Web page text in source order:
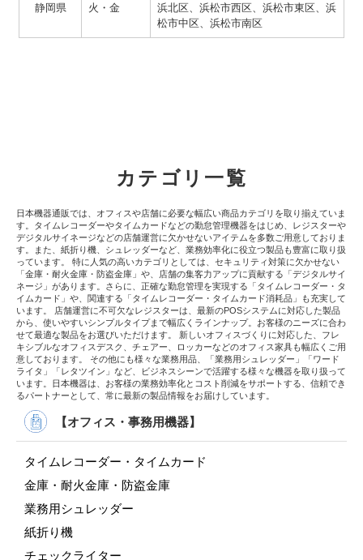
静岡県 火・金
浜北区、浜松市西区、浜松市東区、浜
松市中区、浜松市南区
カテゴリ一覧
日本機器通販では、オフィスや店舗に必要な幅広い商品カテゴリを取り揃えていま
す。タイムレコーダーやタイムカードなどの勤怠管理機器をはじめ、レジスターや
デジタルサイネージなどの店舗運営に欠かせないアイテムを多数ご用意しておりま
す。また、紙折り機、シュレッダーなど、業務効率化に役立つ製品も豊富に取り扱
っています。 特に人気の高いカテゴリとしては、セキュリティ対策に欠かせない
「金庫・耐火金庫・防盗金庫」や、店舗の集客力アップに貢献する「デジタルサイ
ネージ」があります。さらに、正確な勤怠管理を実現する「タイムレコーダー・タ
イムカード」や、関連する「タイムレコーダー・タイムカード消耗品」も充実して
います。 店舗運営に不可欠なレジスターは、最新のPOSシステムに対応した製品
から、使いやすいシンプルタイプまで幅広くラインナップ。お客様のニーズに合わ
せて最適な製品をお選びいただけます。 新しいオフィスづくりに対応した、フレ
キシブルなオフィスデスク、チェアー、ロッカーなどのオフィス家具も幅広くご用
意しております。 その他にも様々な業務用品、「業務用シュレッダー」「ワード
ライタ」「レタツイン」など、ビジネスシーンで活躍する様々な機器を取り扱って
います。日本機器は、お客様の業務効率化とコスト削減をサポートする、信頼でき
るパートナーとして、常に最新の製品情報をお届けしています。
【オフィス・事務用機器】
タイムレコーダー・タイムカード
金庫・耐火金庫・防盗金庫
業務用シュレッダー
紙折り機
チェックライター